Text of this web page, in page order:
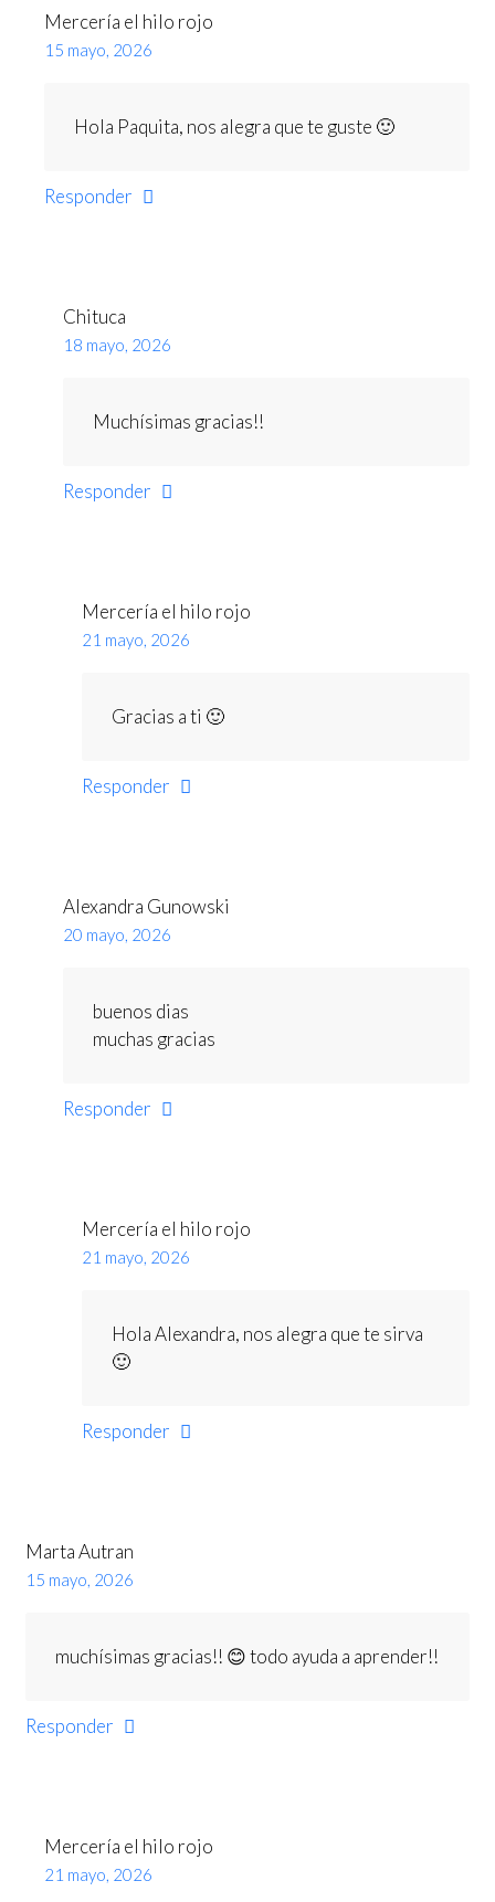
Mercería el hilo rojo
15 mayo, 2026
Hola Paquita, nos alegra que te guste 🙂
Responder
Chituca
18 mayo, 2026
Muchísimas gracias!!
Responder
Mercería el hilo rojo
21 mayo, 2026
Gracias a ti 🙂
Responder
Alexandra Gunowski
20 mayo, 2026
buenos dias
muchas gracias
Responder
Mercería el hilo rojo
21 mayo, 2026
Hola Alexandra, nos alegra que te sirva
🙂
Responder
Marta Autran
15 mayo, 2026
muchísimas gracias!! 😊 todo ayuda a aprender!!
Responder
Mercería el hilo rojo
21 mayo, 2026